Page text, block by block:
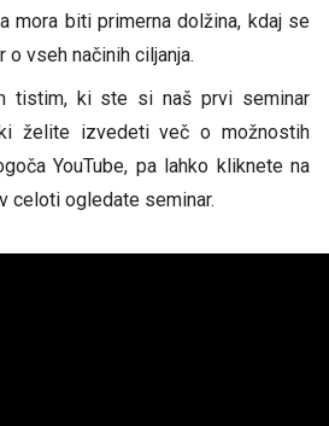
mora biti primerna dolžina, kdaj se
o vseh načinih ciljanja.
tistim, ki ste si naš prvi seminar
želite izvedeti več o možnostih
YouTube, pa lahko kliknete na
celoti ogledate seminar.